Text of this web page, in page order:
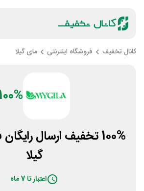
کانال تخفیف فروشگاه اینترنتی مای گیلا
100% تخفیف ارسال
گیلا
اعتبار تا 7 ماه